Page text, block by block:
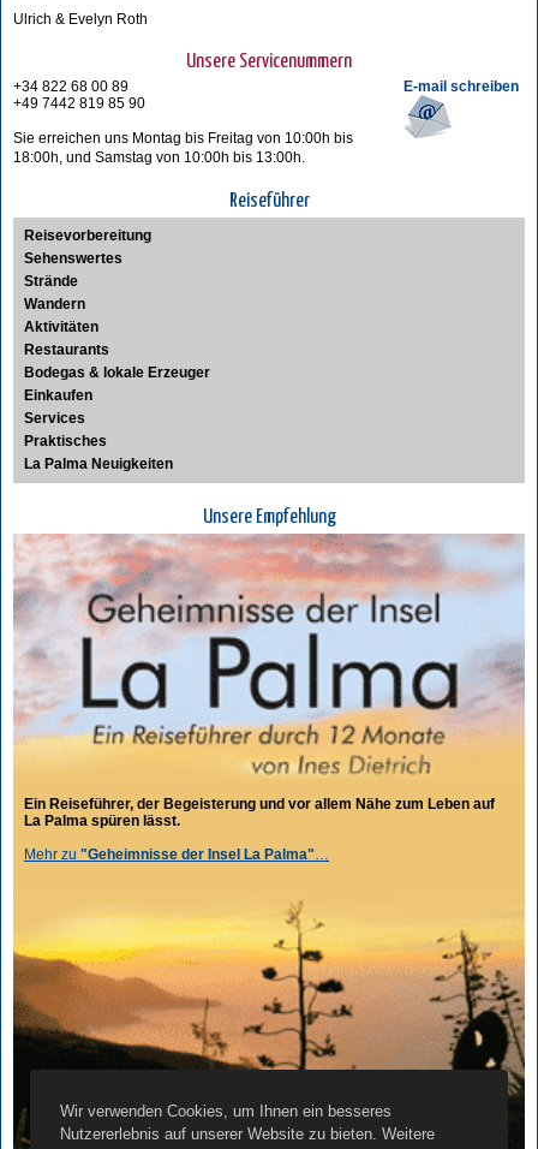
Ulrich & Evelyn Roth
Unsere Servicenummern
E-mail schreiben
+34 822 68 00 89
+49 7442 819 85 90
Sie erreichen uns Montag bis Freitag von 10:00h bis
18:00h, und Samstag von 10:00h bis 13:00h.
Reiseführer
Reisevorbereitung
Sehenswertes
Strände
Wandern
Aktivitäten
Restaurants
Bodegas & lokale Erzeuger
Einkaufen
Services
Praktisches
La Palma Neuigkeiten
Unsere Empfehlung
Ein Reiseführer, der Begeisterung und vor allem Nähe zum Leben auf
La Palma spüren lässt.
Mehr zu "Geheimnisse der Insel La Palma"…
Wir verwenden Cookies, um Ihnen ein besseres
Nutzererlebnis auf unserer Website zu bieten. Weitere